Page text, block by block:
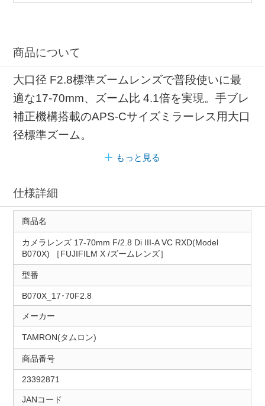
商品について
大口径 F2.8標準ズームレンズで普段使いに最
適な17-70mm、ズーム比 4.1倍を実現。手ブレ
補正機構搭載のAPS-Cサイズミラーレス用大口
径標準ズーム。
もっと見る
仕様詳細
商品名
カメラレンズ 17-70mm F/2.8 Di III-A VC RXD(Model
B070X) ［FUJIFILM X /ズームレンズ］
型番
B070X_17･70F2.8
メーカー
TAMRON(タムロン)
商品番号
23392871
JANコード